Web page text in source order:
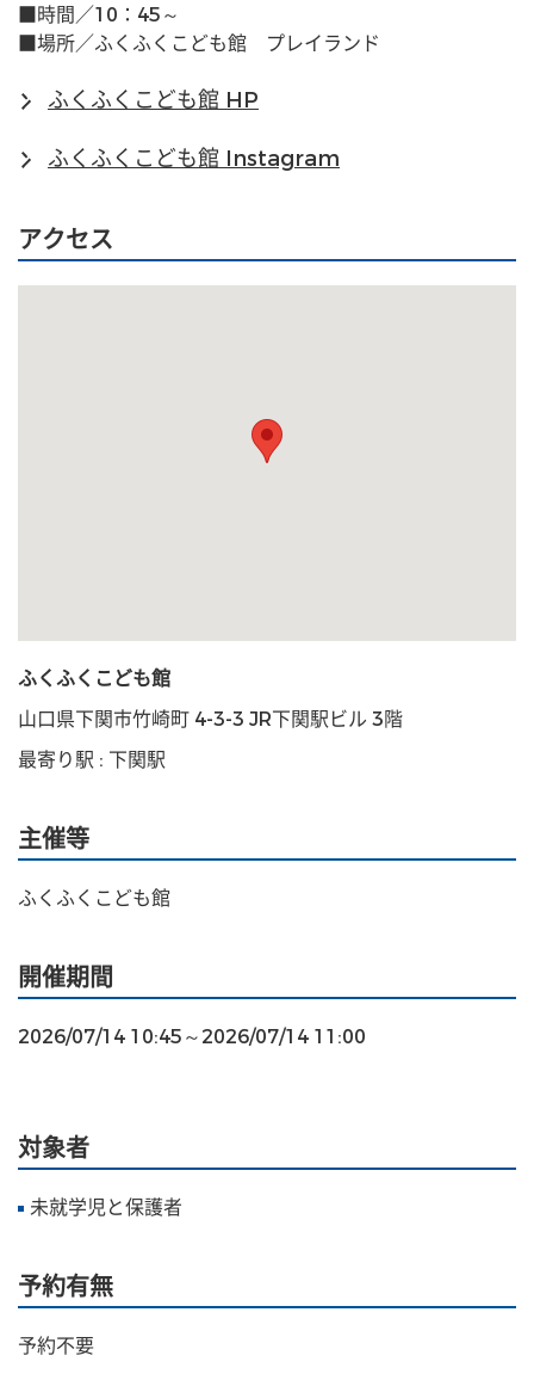
■時間／10：45～
■場所／ふくふくこども館　プレイランド
ふくふくこども館 HP
ふくふくこども館 Instagram
アクセス
ふくふくこども館
山口県下関市竹崎町 4-3-3 JR下関駅ビル 3階
最寄り駅 : 下関駅
主催等
ふくふくこども館
開催期間
2026/07/14 10:45～2026/07/14 11:00
対象者
未就学児と保護者
予約有無
予約不要